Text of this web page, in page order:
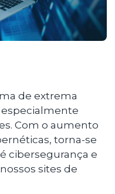
de extrema
especialmente
Com o aumento
torna-se
cibersegurança e
sites de